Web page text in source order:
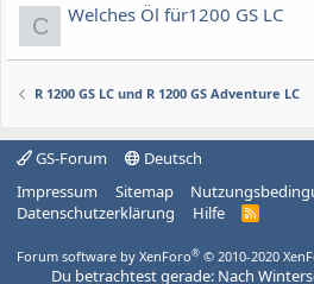
C Welches Öl für1200 GS LC
R 1200 GS LC und R 1200 GS Adventure LC
GS-Forum
Deutsch
Impressum
Sitemap
Datenschutzerklärung
Hilfe
R
Forum software by XenForo® © 2010-2020
Du betrachtest gerade: Nach